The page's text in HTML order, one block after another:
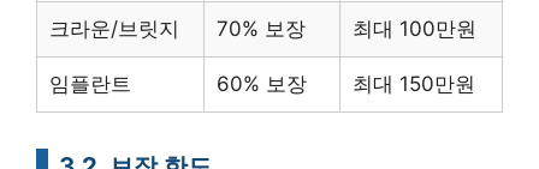
크라운/브릿지 70% 보장 최대 100만원
임플란트 60% 보장 최대 150만원